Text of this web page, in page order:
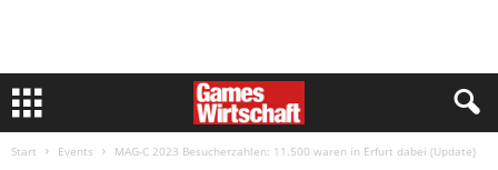
Start Events MAG-C 2023 Besucherzahlen: 11.500 waren in Erfurt dabei (Update)